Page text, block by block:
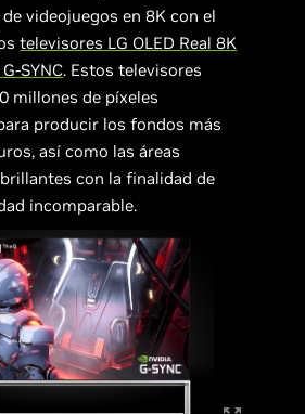
videojuegos en 8K con el
televisores LG OLED Real 8K
SYNC. Estos televisores
millones de píxeles
producir los fondos más
así como las áreas
con la finalidad de
incomparable.